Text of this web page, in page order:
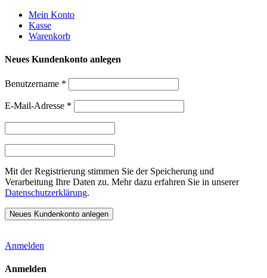
Weiter
zum
Inhalt
Mein Konto
Kasse
Warenkorb
Neues Kundenkonto anlegen
Benutzername *
E-Mail-Adresse *
Mit der Registrierung stimmen Sie der Speicherung und
Verarbeitung Ihre Daten zu. Mehr dazu erfahren Sie in unserer
Datenschutzerklärung.
Anmelden
Anmelden